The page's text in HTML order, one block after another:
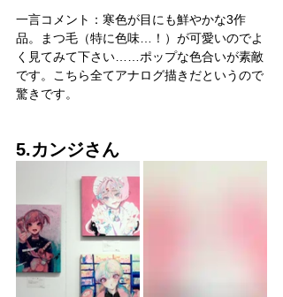
一言コメント：寒色が目にも鮮やかな3作
品。まつ毛（特に色味…！）が可愛いのでよ
く見てみて下さい……ポップな色合いが素敵
です。こちら全てアナログ描きだというので
驚きです。
5.カンジさん